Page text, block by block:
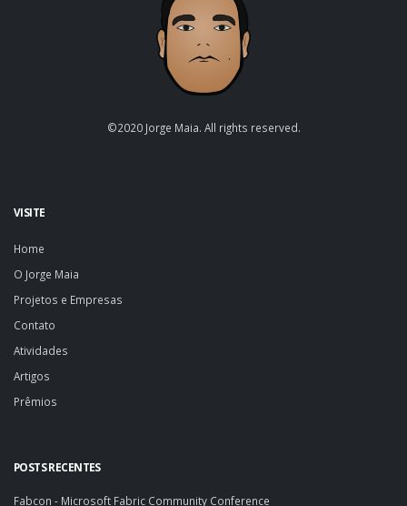
©2020 Jorge Maia. All rights reserved.
VISITE
Home
O Jorge Maia
Projetos e Empresas
Contato
Atividades
Artigos
Prêmios
POSTS RECENTES
Fabcon - Microsoft Fabric Community Conference